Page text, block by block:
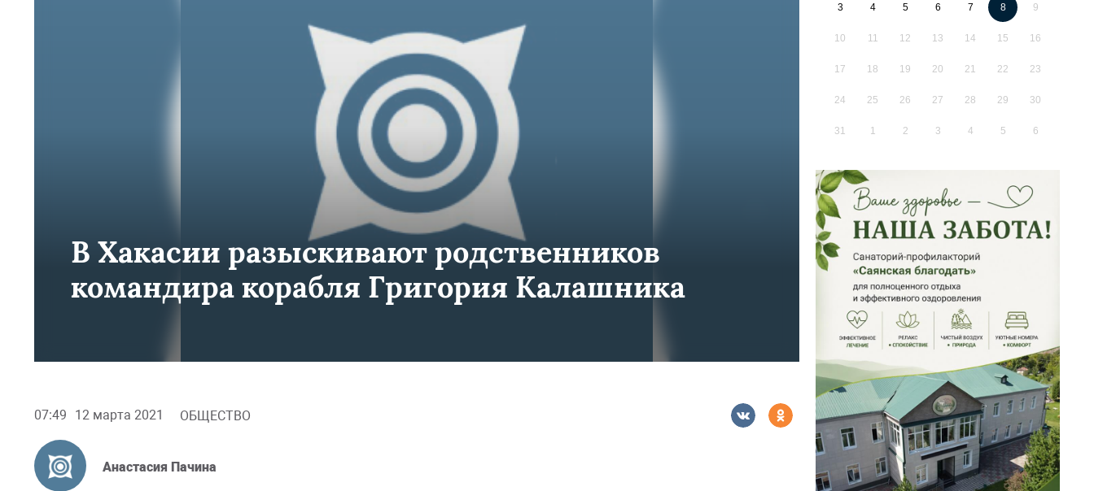
В Хакасии разыскивают родственников
командира корабля Григория Калашника
07:49 12 марта 2021 ОБЩЕСТВО
Анастасия Пачина
3 4 5 6 7 8 9
10 11 12 13 14 15 16
17 18 19 20 21 22 23
24 25 26 27 28 29 30
31 1 2 3 4 5 6